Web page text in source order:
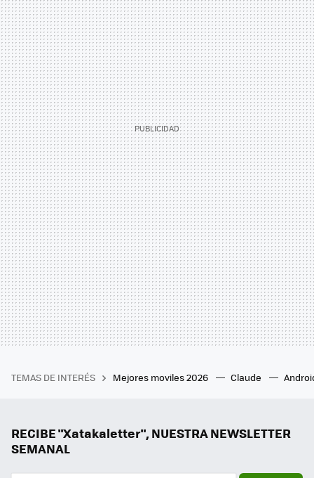
TEMAS DE INTERÉS Mejores moviles 2026 Claude
RECIBE "Xatakaletter", NUESTRA NEWSLETTER
SEMANAL